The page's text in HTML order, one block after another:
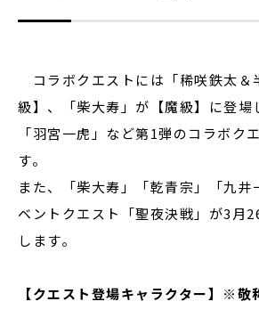
コラボクエストには「稀咲鉄太＆
級】、「柴大寿」が【魔級】に登場
「羽宮一虎」など第1弾のコラボク
す。
また、「柴大寿」「乾青宗」「九井
ベントクエスト「聖夜決戦」が3月
します。
【クエスト登場キャラクター】※敬